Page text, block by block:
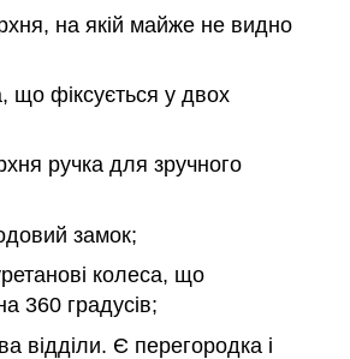
на якій майже не видно
що фіксується у двох
ручка для зручного
замок;
колеса, що
360 градусів;
відділи. Є перегородка і